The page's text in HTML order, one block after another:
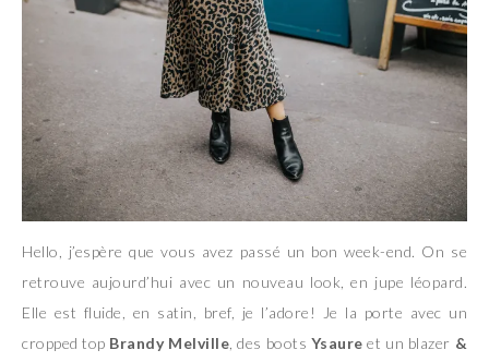
Hello, j’espère que vous avez passé un bon week-end. On se
retrouve aujourd’hui avec un nouveau look, en jupe léopard.
Elle est fluide, en satin, bref, je l’adore! Je la porte avec un
cropped top Brandy Melville , des boots Ysaure et un blazer &